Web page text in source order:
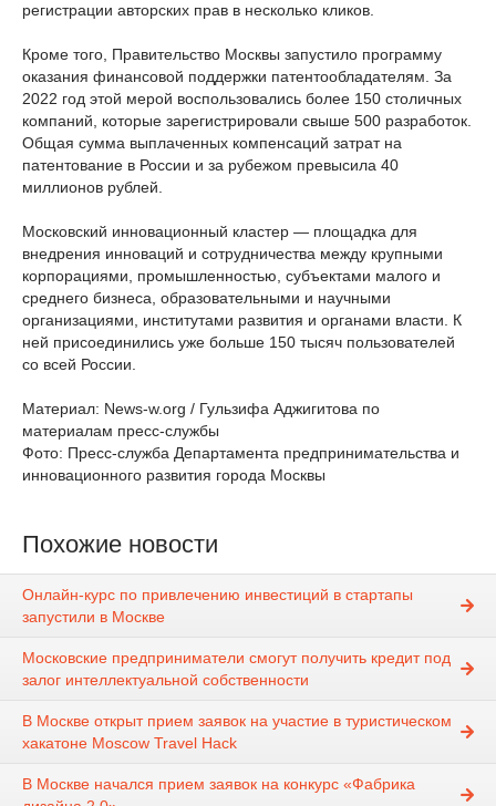
регистрации авторских прав в несколько кликов.
Кроме того, Правительство Москвы запустило программу
оказания финансовой поддержки патентообладателям. За
2022 год этой мерой воспользовались более 150 столичных
компаний, которые зарегистрировали свыше 500 разработок.
Общая сумма выплаченных компенсаций затрат на
патентование в России и за рубежом превысила 40
миллионов рублей.
Московский инновационный кластер — площадка для
внедрения инноваций и сотрудничества между крупными
корпорациями, промышленностью, субъектами малого и
среднего бизнеса, образовательными и научными
организациями, институтами развития и органами власти. К
ней присоединились уже больше 150 тысяч пользователей
со всей России.
Материал: News-w.org / Гульзифа Аджигитова по
материалам пресс-службы
Фото: Пресс-служба Департамента предпринимательства и
инновационного развития города Москвы
Похожие новости
Онлайн-курс по привлечению инвестиций в стартапы
запустили в Москве
Московские предприниматели смогут получить кредит под
залог интеллектуальной собственности
В Москве открыт прием заявок на участие в туристическом
хакатоне Moscow Travel Hack
В Москве начался прием заявок на конкурс «Фабрика